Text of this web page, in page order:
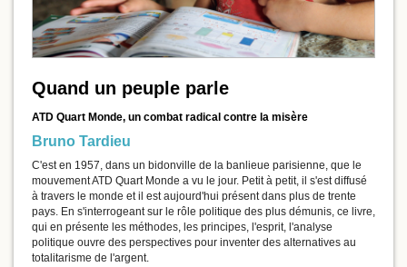
Quand un peuple parle
ATD Quart Monde, un combat radical contre la misère
Bruno Tardieu
C'est en 1957, dans un bidonville de la banlieue parisienne, que le
mouvement ATD Quart Monde a vu le jour. Petit à petit, il s'est diffusé
à travers le monde et il est aujourd'hui présent dans plus de trente
pays. En s'interrogeant sur le rôle politique des plus démunis, ce livre,
qui en présente les méthodes, les principes, l'esprit, l'analyse
politique ouvre des perspectives pour inventer des alternatives au
totalitarisme de l'argent.